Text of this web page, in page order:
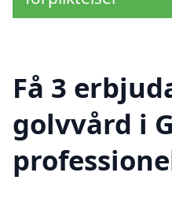
Få 3
golvvård i